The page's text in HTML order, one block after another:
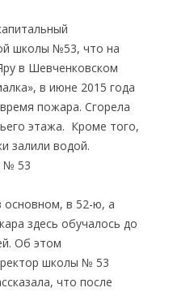
школы №53, что на
в Шевченковском
в июне 2015 года
пожара. Сгорела
этажа. Кроме того,
залили водой.
основном, в 52-ю, а
здесь обучалось до
Об этом
школы № 53
что после